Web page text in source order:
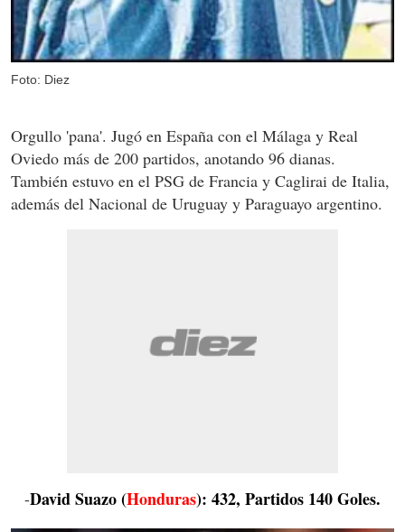
Foto: Diez
Orgullo 'pana'. Jugó en España con el Málaga y Real
Oviedo más de 200 partidos, anotando 96 dianas.
También estuvo en el PSG de Francia y Caglirai de Italia,
además del Nacional de Uruguay y Paraguayo argentino.
-David Suazo (Honduras): 432, Partidos 140 Goles.